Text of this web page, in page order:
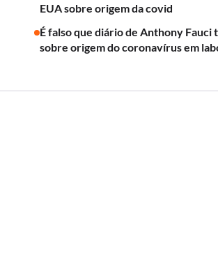
EUA sobre origem da covid
É falso que diário de Anthony Fauci
sobre origem do coronavírus em